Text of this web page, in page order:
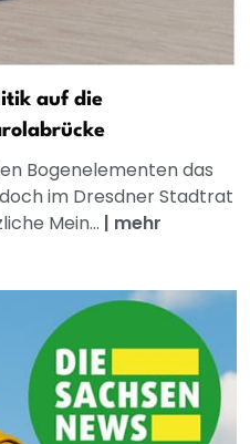
auf die
Bogenelementen das
im Dresdner Stadtrat
Mein... | mehr